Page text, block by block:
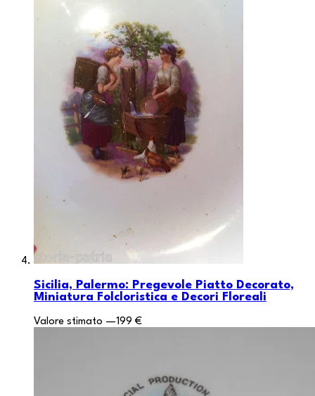
Sicilia, Palermo: Pregevole Piatto Decorato,
Miniatura Folcloristica e Decori Floreali
Valore stimato —199 €